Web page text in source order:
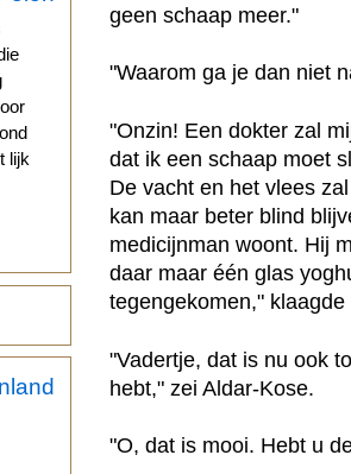
lijk
geen schaap meer."
"Waarom ga je dan niet
"Onzin! Een dokter zal
dat ik een schaap moet
De vacht en het vlees
kan maar beter blind
medicijnman woont. Hij
daar maar één glas
tegengekomen,"
"Vadertje, dat is nu ook
hebt," zei Aldar-Kose.
"O, dat is mooi. Hebt u